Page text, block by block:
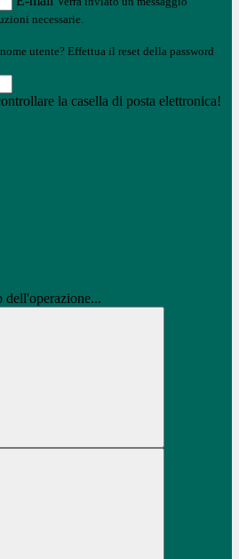
necessarie.
utente? Effettua il reset della password
la casella di posta elettronica!
dell'operazione...